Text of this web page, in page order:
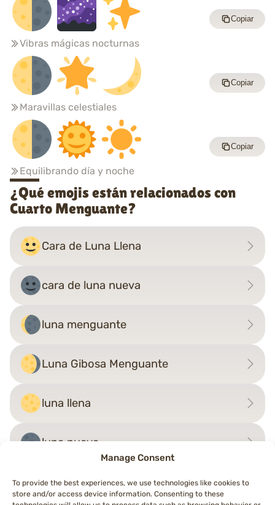
Manage Consent
To provide the best experiences, we use technologies like cookies to
store and/or access device information. Consenting to these
Vibras mágicas nocturnas
Copiar
Maravillas celestiales
Copiar
Equilibrando día y noche
Copiar
¿Qué emojis están relacionados con
Cuarto Menguante?
Cara de Luna Llena
cara de luna nueva
luna menguante
Luna Gibosa Menguante
luna llena
luna nueva